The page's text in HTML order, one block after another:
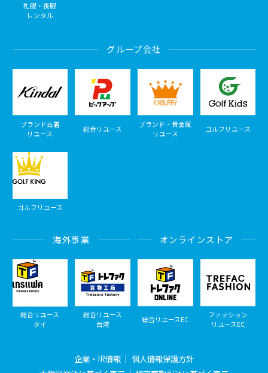
礼服・喪服
レンタル
グループ会社
ブランド古着
リユース
総合リユース
ブランド・貴金属
リユース
ゴルフリユース
ゴルフリユース
海外事業
総合リユース
タイ
総合リユース
台湾
オンラインストア
総合リユースEC
ファッション
リユースEC
企業・IR情報
個人情報保護方針